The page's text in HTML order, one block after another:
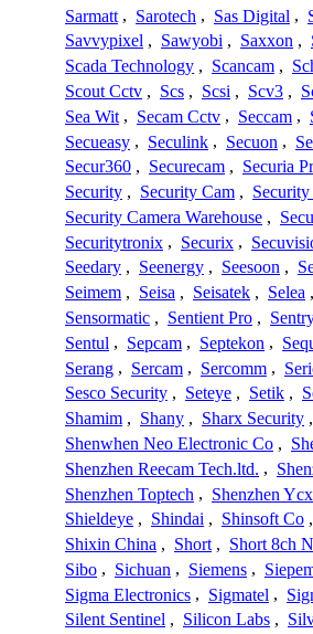
Sarmatt , Sarotech , Sas Digital ,
Savvypixel , Sawyobi , Saxxon ,
Scada Technology , Scancam ,
Scout Cctv , Scs , Scsi , Scv3 ,
Sea Wit , Secam Cctv , Seccam ,
Secueasy , Seculink , Secuon ,
Secur360 , Securecam , Securia
Security , Security Cam ,
Security Camera Warehouse ,
Securitytronix , Securix ,
Seedary , Seenergy , Seesoon ,
Seimem , Seisa , Seisatek , Selea ,
Sensormatic , Sentient Pro ,
Sentul , Sepcam , Septekon ,
Serang , Sercam , Sercomm ,
Sesco Security , Seteye , Setik ,
Shamim , Shany , Sharx Security ,
Shenwhen Neo Electronic Co ,
Shenzhen Reecam Tech.ltd. ,
Shenzhen Toptech , Shenzhen
Shieldeye , Shindai , Shinsoft Co ,
Shixin China , Short , Short 8ch
Sibo , Sichuan , Siemens ,
Sigma Electronics , Sigmatel ,
Silent Sentinel , Silicon Labs ,